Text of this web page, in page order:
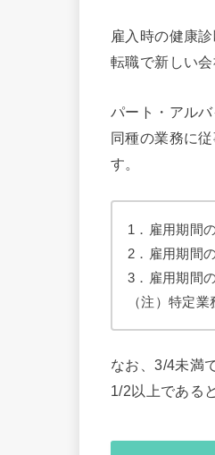
雇入時の健康
転職で新しい
パート・アル
同種の業務に
す。
1．雇用期間
2．雇用期間
3．雇用期間
（注）特定
なお、3/4未満
1/2以上である